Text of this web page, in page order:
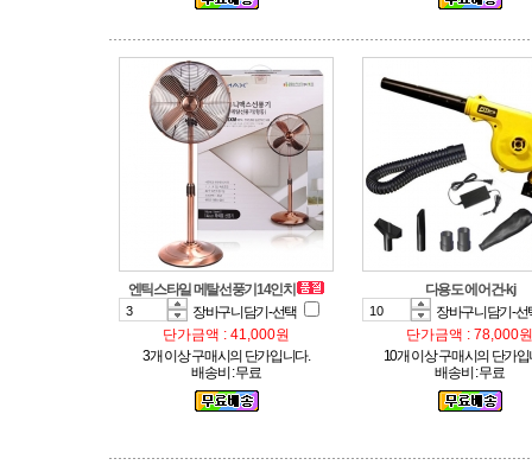
엔틱스타일 메탈선풍기14인치
장바구니담기-선택
단가금액 : 41,000원
3개 이상 구매시의 단가입니다.
배송비 : 무료
다용도 에어건-kj
장바구니담기-
단가금액 : 78,000원
10개 이상 구매시의 단가입
배송비 : 무료